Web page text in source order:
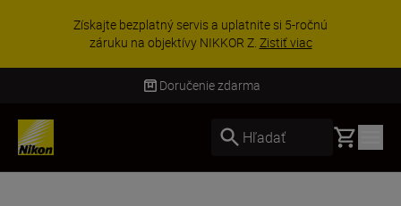
Získajte bezplatný servis a uplatnite si 5-ročnú
záruku na objektívy NIKKOR Z. Zistiť viac
Doručenie zdarma
Hľadať Basket